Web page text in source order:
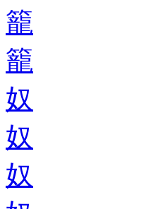
籠
籠
奴
奴
奴